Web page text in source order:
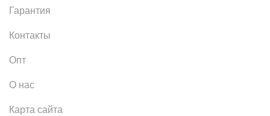
Гарантия
Контакты
Опт
О нас
Карта сайта